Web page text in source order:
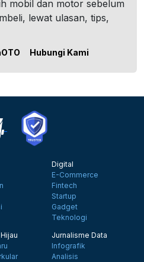
mobil dan motor sebelum
lewat ulasan, tips,
Hubungi Kami
Digital
E-Commerce
Fintech
Startup
Gadget
Teknologi
Jurnalisme Data
Infografik
Analisis